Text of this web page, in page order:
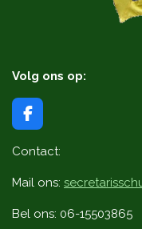
Volg ons op:
F
a
c
b
o
k
Contact:
Mail ons:
Bel ons: 06-15503865